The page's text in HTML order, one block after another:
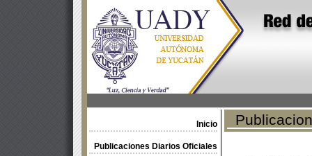
Inicio
Publicaciones Diarios Oficiales